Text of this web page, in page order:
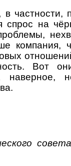
частности,
спрос на
компания,
Вот